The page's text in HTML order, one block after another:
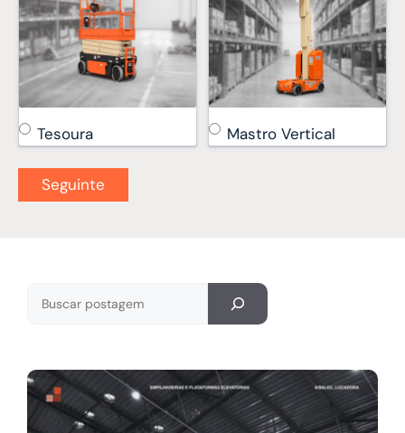
Tesoura Mastro Vertical